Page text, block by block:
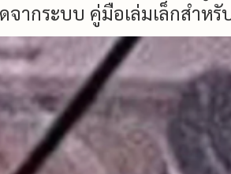
จากระบบ คู่มือเล่มเล็กสำหรั